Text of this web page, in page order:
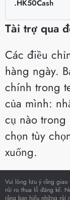
.HK50Cash
Tài trợ qua
Các điều
hàng ngày.
chính trong
của mình:
cụ nào trong
chọn tùy
xuống.
Vui lòng lưu ý rằng
rủi ro thua lỗ đáng kể.
rằng bạn hiểu những rủi